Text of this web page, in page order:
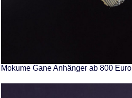
Mokume Gane Anhänger ab 800 Euro